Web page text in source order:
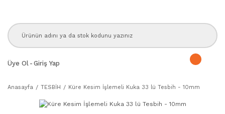
Üye Ol - Giriş Yap
Anasayfa TESBİH Küre Kesim İşlemeli Kuka 33 lü Tesbih - 10mm